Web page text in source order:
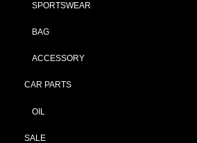
SPORTSWEAR
BAG
ACCESSORY
CAR PARTS
OIL
SALE